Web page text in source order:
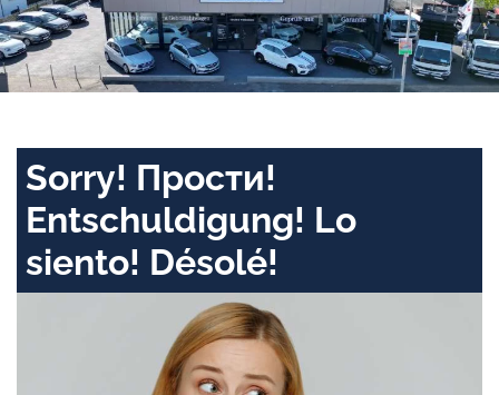
Sorry! Прости!
Entschuldigung! Lo
siento! Désolé!